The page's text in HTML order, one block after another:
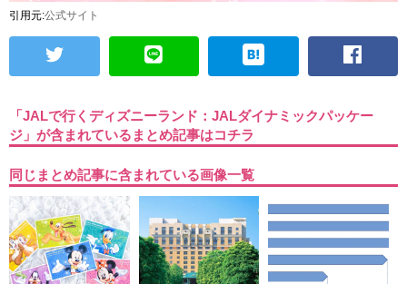
引用元:公式サイト
「JALで行くディズニーランド：JALダイナミックパッケー
ジ」が含まれているまとめ記事はコチラ
同じまとめ記事に含まれている画像一覧